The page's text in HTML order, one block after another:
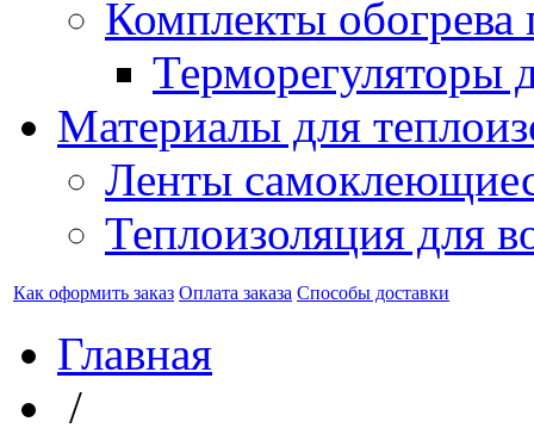
Комплекты обогрева
Терморегуляторы
Материалы для
Ленты
Теплоизоляция для
Как оформить заказ Оплата заказа Способы доставки
Главная
/